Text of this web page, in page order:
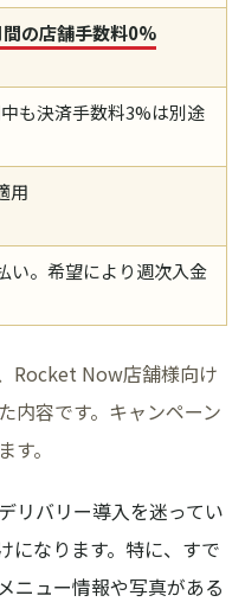
の店舗手数料0%
も決済手数料3%は別途
用
い。希望により週次入金
Rocket Now店舗様向け
内容です。キャンペーン
。
リバリー導入を迷ってい
になります。特に、すで
ニュー情報や写真がある